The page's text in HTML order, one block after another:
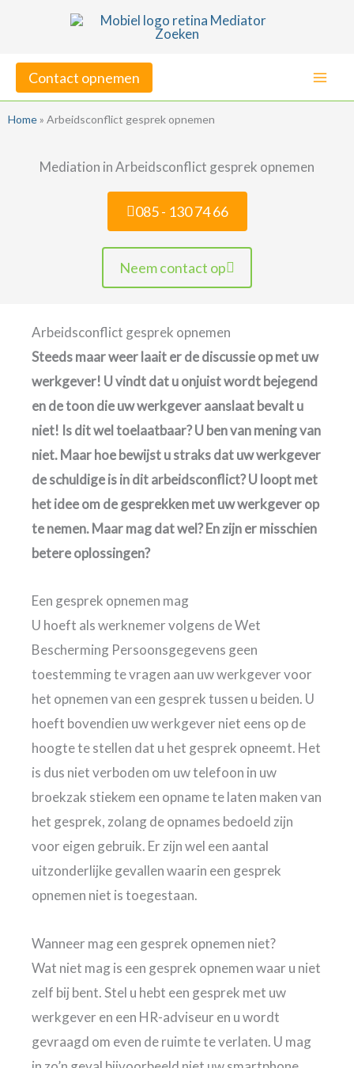
inhoudContact opnemen
Home » Arbeidsconflict gesprek opnemen
Mediation in Arbeidsconflict gesprek opnemen
085 - 130 74 66
Neem contact op
Arbeidsconflict gesprek opnemen
Steeds maar weer laait er de discussie op met uw
werkgever! U vindt dat u onjuist wordt bejegend
en de toon die uw werkgever aanslaat bevalt u
niet! Is dit wel toelaatbaar? U ben van mening van
niet. Maar hoe bewijst u straks dat uw werkgever
de schuldige is in dit arbeidsconflict? U loopt met
het idee om de gesprekken met uw werkgever op
te nemen. Maar mag dat wel? En zijn er misschien
betere oplossingen?
Een gesprek opnemen mag
U hoeft als werknemer volgens de Wet
Bescherming Persoonsgegevens geen
toestemming te vragen aan uw werkgever voor
het opnemen van een gesprek tussen u beiden. U
hoeft bovendien uw werkgever niet eens op de
hoogte te stellen dat u het gesprek opneemt. Het
is dus niet verboden om uw telefoon in uw
broekzak stiekem een opname te laten maken van
het gesprek, zolang de opnames bedoeld zijn
voor eigen gebruik. Er zijn wel een aantal
uitzonderlijke gevallen waarin een gesprek
opnemen niet is toegestaan.
Wanneer mag een gesprek opnemen niet?
Wat niet mag is een gesprek opnemen waar u niet
zelf bij bent. Stel u hebt een gesprek met uw
werkgever en een HR-adviseur en u wordt
gevraagd om even de ruimte te verlaten. U mag